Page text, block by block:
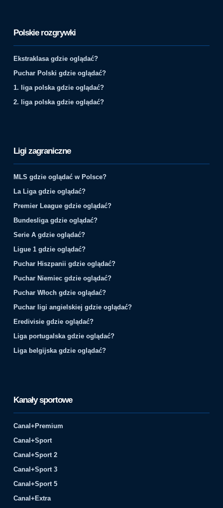
Polskie rozgrywki
Ekstraklasa gdzie oglądać?
Puchar Polski gdzie oglądać?
1. liga polska gdzie oglądać?
2. liga polska gdzie oglądać?
Ligi zagraniczne
MLS gdzie oglądać w Polsce?
La Liga gdzie oglądać?
Premier League gdzie oglądać?
Bundesliga gdzie oglądać?
Serie A gdzie oglądać?
Ligue 1 gdzie oglądać?
Puchar Hiszpanii gdzie oglądać?
Puchar Niemiec gdzie oglądać?
Puchar Włoch gdzie oglądać?
Puchar ligi angielskiej gdzie oglądać?
Eredivisie gdzie oglądać?
Liga portugalska gdzie oglądać?
Liga belgijska gdzie oglądać?
Kanały sportowe
Canal+Premium
Canal+Sport
Canal+Sport 2
Canal+Sport 3
Canal+Sport 5
Canal+Extra